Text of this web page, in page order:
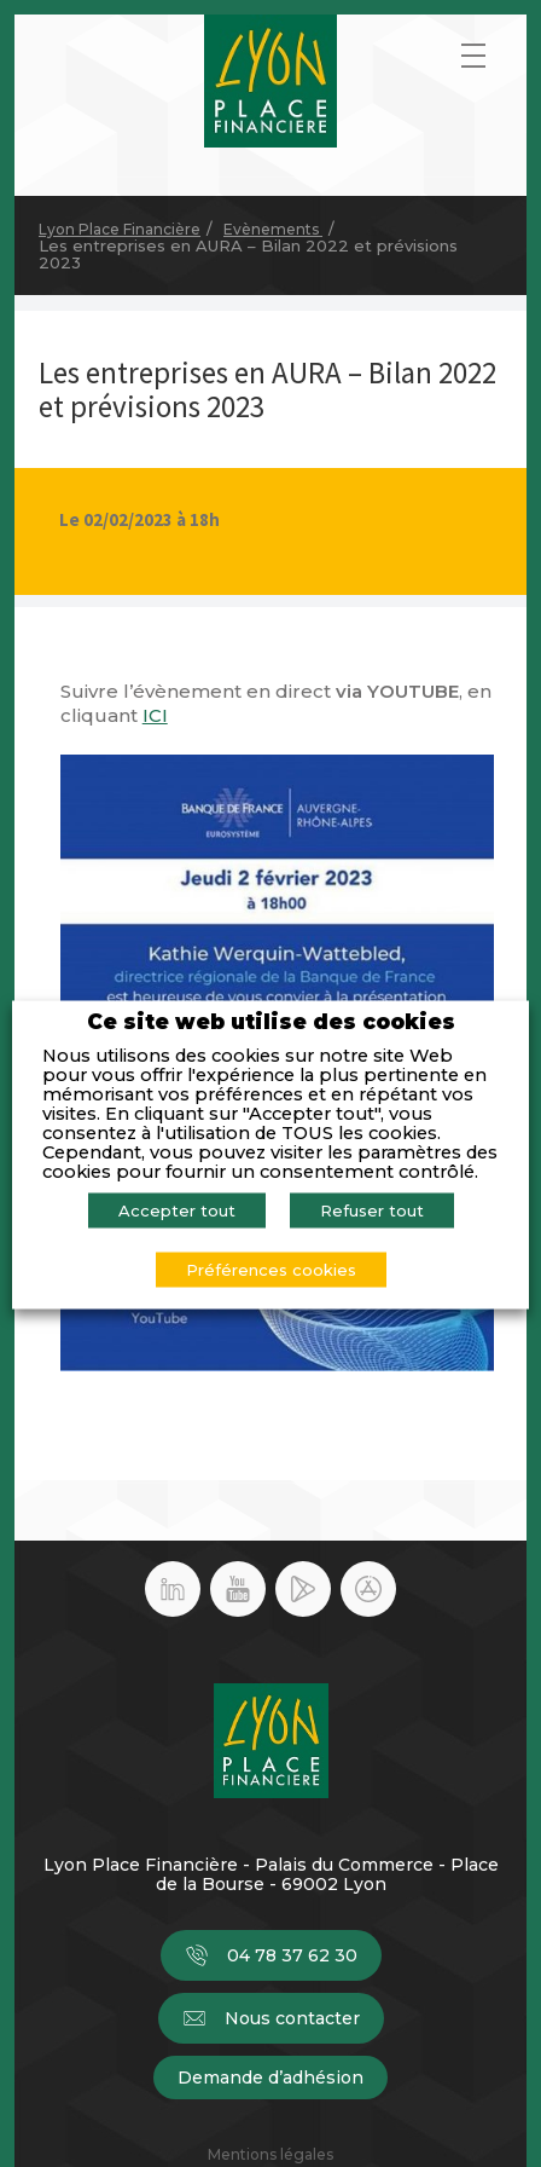
Lyon Place Financière Evènements
Les entreprises en AURA – Bilan 2022 et prévisions
2023
Les entreprises en AURA – Bilan 2022
et prévisions 2023
Le 02/02/2023 à 18h
Suivre l’évènement en direct via YOUTUBE, en
cliquant ICI
Lyon Place Financière - Palais du Commerce - Place
de la Bourse - 69002 Lyon
04 78 37 62 30
Nous contacter
Demande d’adhésion
Mentions légales
Ce site web utilise des cookies
Nous utilisons des cookies sur notre site Web
pour vous offrir l'expérience la plus pertinente en
mémorisant vos préférences et en répétant vos
visites. En cliquant sur "Accepter tout", vous
consentez à l'utilisation de TOUS les cookies.
Cependant, vous pouvez visiter les paramètres des
cookies pour fournir un consentement contrôlé.
Accepter tout Refuser tout
Préférences cookies